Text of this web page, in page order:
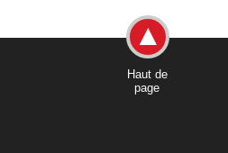
Haut de
page